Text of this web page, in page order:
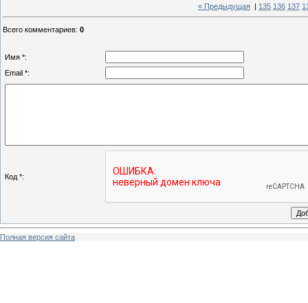
« Предыдущая 135 136 137
Всего комментариев: 0
Имя *:
Email *:
Код *:
Полная версия сайта